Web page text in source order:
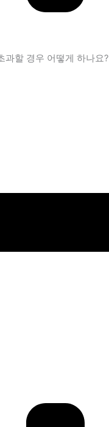
과할 경우 어떻게 하나요?